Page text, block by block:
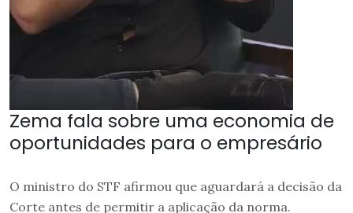
Zema fala sobre uma economia de
oportunidades para o empresário
O ministro do STF afirmou que aguardará a decisão da
Corte antes de permitir a aplicação da norma.